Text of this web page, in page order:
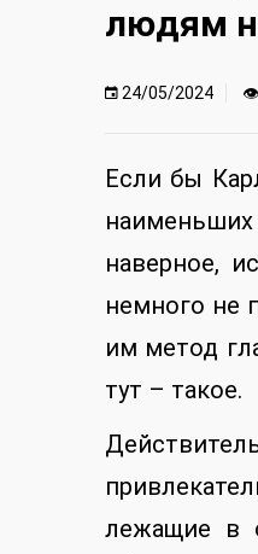
людям
24/05/2024 👁
Если бы
наверное,
немного не
им метод
тут – такое.
лежащие в